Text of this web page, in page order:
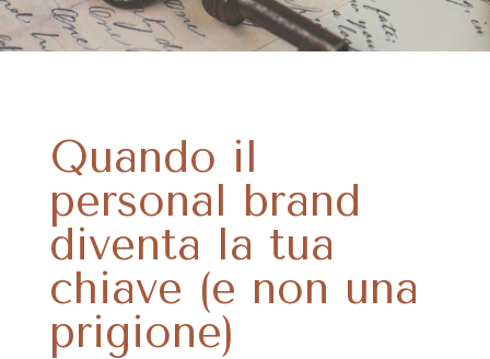
Quando il
personal brand
diventa la tua
chiave (e non una
prigione)